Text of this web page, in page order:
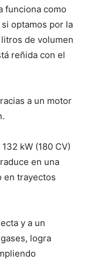
funciona como
optamos por la
de volumen
reñida con el
a un motor
kW (180 CV)
en una
en trayectos
y a un
logra